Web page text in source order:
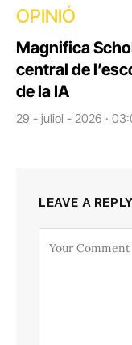
OPINIÓ
Magnifica
central de
de la IA
29 - juliol - 2026 ·
LEAVE A REPLY